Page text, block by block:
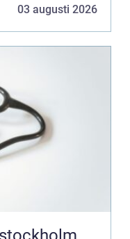
03 augusti 2026